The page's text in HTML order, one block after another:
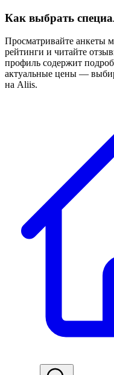
Как выбрать
Просматривайте анкеты
рейтинги и читайте
профиль содержит
актуальные цены —
на Aliis.